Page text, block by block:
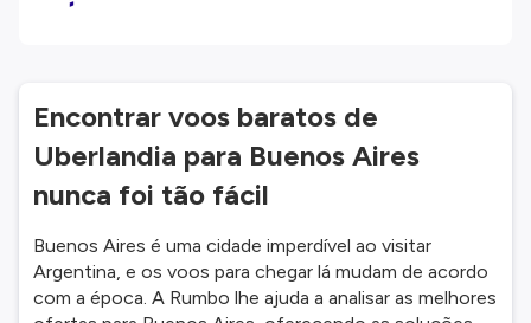
Encontrar voos baratos de
Uberlandia para Buenos Aires
nunca foi tão fácil
Buenos Aires é uma cidade imperdível ao visitar
Argentina, e os voos para chegar lá mudam de acordo
com a época. A Rumbo lhe ajuda a analisar as melhores